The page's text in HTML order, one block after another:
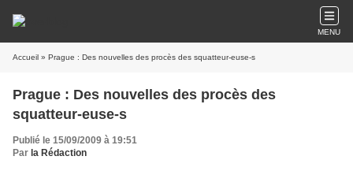
MENU
Accueil » Prague : Des nouvelles des procès des squatteur-euse-s
Prague : Des nouvelles des procès des
squatteur-euse-s
Publié le 15/09/2009 à 19:51
Par la Rédaction